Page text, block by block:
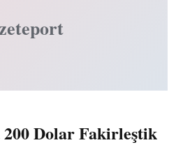
Dolar Fakirleştik